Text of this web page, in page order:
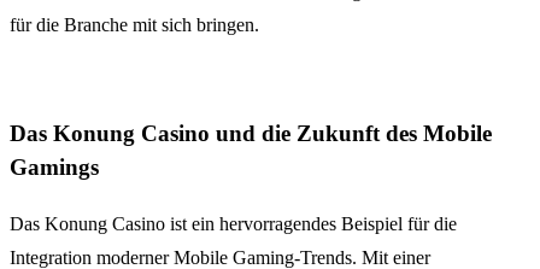
für die Branche mit sich bringen.
Das Konung Casino und die Zukunft des Mobile
Gamings
Das Konung Casino ist ein hervorragendes Beispiel für die
Integration moderner Mobile Gaming-Trends. Mit einer